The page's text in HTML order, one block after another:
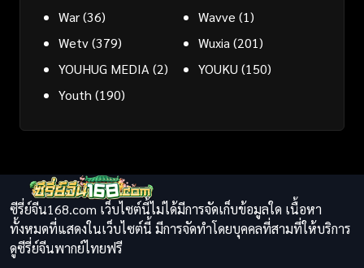
War(36) Wavve (1)
Wetv(379) Wuxia (201)
YOUHUG MEDIA (2) YOUKU (150)
Youth (190)
ซีรี่ย์จีน168.com เว็บไซต์นี้ไม่ได้มีการจัดเก็บข้อมูลใด เนื้อหา
ทั้งหมดที่แสดงในเว็บไซต์นี้ มีการจัดทำโดยบุคคลที่สามที่ให้บริการ
ดูซีรี่ย์จีนพากย์ไทยฟรี